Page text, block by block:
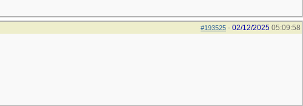
#193525 - 02/12/2025 05:09:58